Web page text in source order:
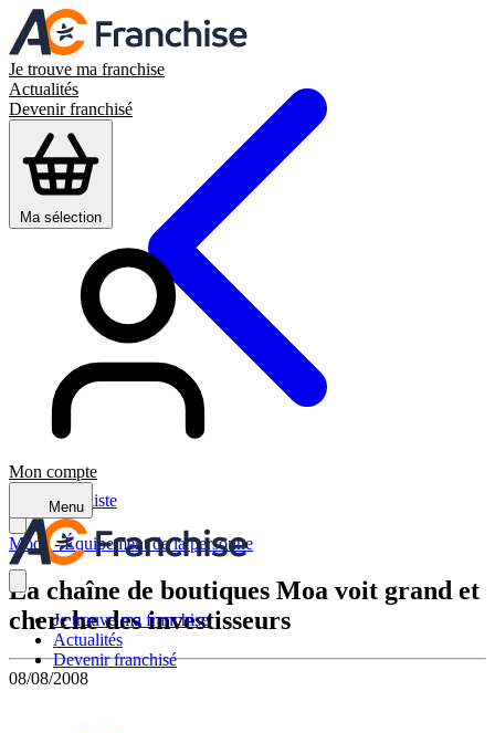
Je trouve ma franchise
Actualités
Devenir franchisé
Ma sélection
Mon compte
Menu
Je trouve ma franchise
Actualités
Devenir franchisé
Retour à la liste
Mode - Équipement de la personne
La chaîne de boutiques Moa voit grand et
cherche des investisseurs
08/08/2008